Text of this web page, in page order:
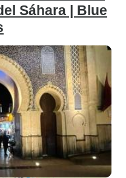
Sáhara | Blue